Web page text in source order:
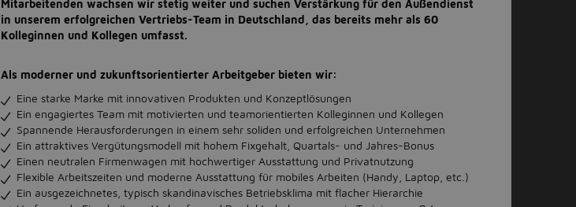
Mitarbeitenden wachsen wir stetig weiter und suchen Verstärkung für den Außendienst
in unserem erfolgreichen Vertriebs-Team in Deutschland, das bereits mehr als 60
Kolleginnen und Kollegen umfasst.
Als moderner und zukunftsorientierter Arbeitgeber bieten wir:
Eine starke Marke mit innovativen Produkten und Konzeptlösungen
Ein engagiertes Team mit motivierten und teamorientierten Kolleginnen und Kollegen
Spannende Herausforderungen in einem sehr soliden und erfolgreichen Unternehmen
Ein attraktives Vergütungsmodell mit hohem Fixgehalt, Quartals- und Jahres-Bonus
Einen neutralen Firmenwagen mit hochwertiger Ausstattung und Privatnutzung
Flexible Arbeitszeiten und moderne Ausstattung für mobiles Arbeiten (Handy, Laptop, etc.)
Ein ausgezeichnetes, typisch skandinavisches Betriebsklima mit flacher Hierarchie